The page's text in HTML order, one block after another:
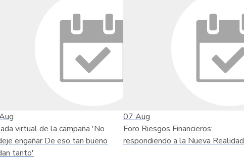
virtual de la campaña 'No
engañar De eso tan bueno
tanto'
07 Aug
Foro Riesgos Financieros:
respondiendo a la Nueva Realidad